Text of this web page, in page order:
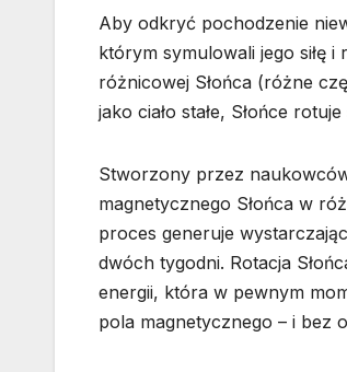
Aby odkryć pochodzenie
którym symulowali jego siłę
różnicowej Słońca (różne
jako ciało stałe, Słońce
Stworzony przez
magnetycznego Słońca w
proces generuje
dwóch tygodni. Rotacja
energii, która w pewnym
pola magnetycznego – i bez